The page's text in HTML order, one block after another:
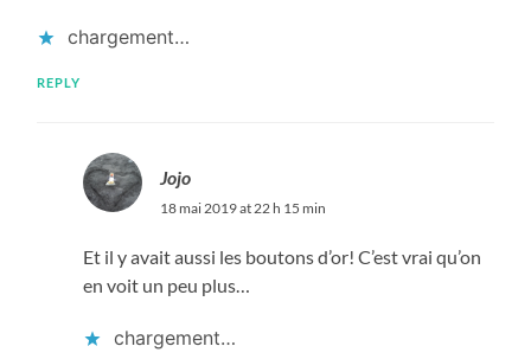
chargement…
REPLY
Jojo
18 mai 2019 at 22 h 15 min
Et il y avait aussi les boutons d’or! C’est vrai qu’on
en voit un peu plus…
chargement…